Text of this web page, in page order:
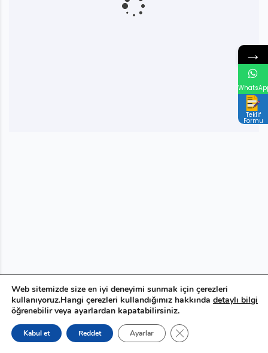
Web sitemizde size en iyi deneyimi sunmak için çerezleri
kullanıyoruz.Hangi çerezleri kullandığımız hakkında detaylı bilgi
öğrenebilir veya ayarlardan kapatabilirsiniz.
Kabul et Reddet Ayarlar GDPR çerez şeridini
→
Teklif
Formu